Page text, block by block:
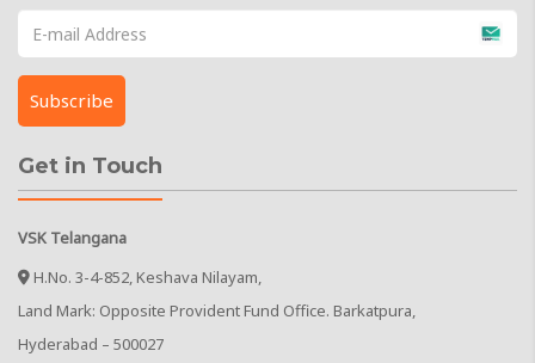
Get in Touch
VSK Telangana
H.No. 3-4-852, Keshava Nilayam,
Land Mark: Opposite Provident Fund Office. Barkatpura,
Hyderabad – 500027